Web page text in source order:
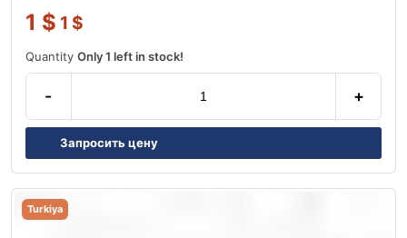
1 $ 1 $
Quantity Only 1 left in stock!
- +
Запросить цену
Turkiya